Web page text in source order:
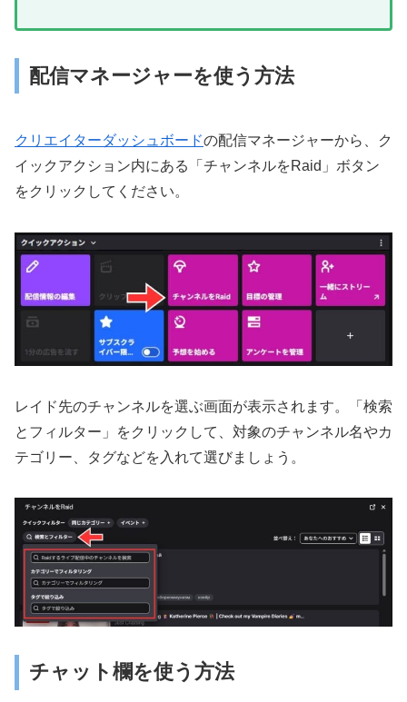
配信マネージャーを使う方法
クリエイターダッシュボードの配信マネージャーから、ク
イックアクション内にある「チャンネルをRaid」ボタン
をクリックしてください。
レイド先のチャンネルを選ぶ画面が表示されます。「検索
とフィルター」をクリックして、対象のチャンネル名やカ
テゴリー、タグなどを入れて選びましょう。
チャット欄を使う方法